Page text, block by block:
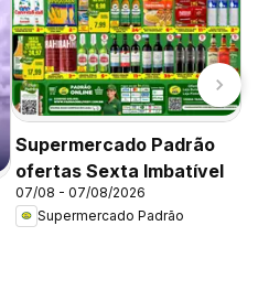
Supermercado Padrão
ofertas Sexta Imbatível
07/08 - 07/08/2026
Supermercado Padrão